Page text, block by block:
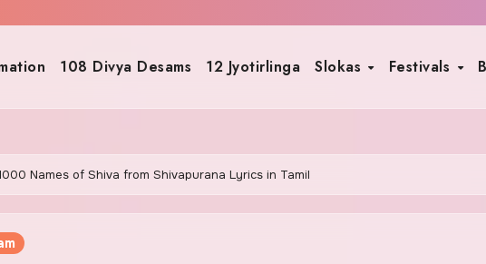
108 Divya Desams 12 Jyotirlinga Slokas Festivals
Names of Shiva from Shivapurana Lyrics in Tamil